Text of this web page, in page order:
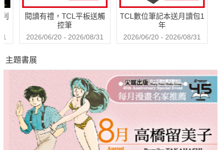
閱讀有禮，TCL平板送觸
控筆
2026/06/20 - 2026/08/31
TCL數位筆記本送月讀包1
年
2026/06/20 - 2026/08/31
主題書展